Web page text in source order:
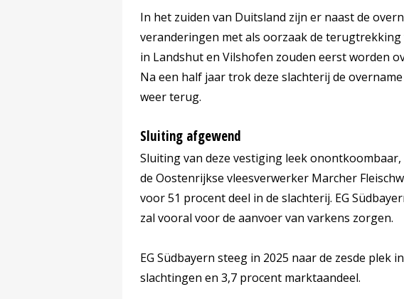
In het zuiden van Duitsland zijn er naast de
veranderingen met als oorzaak de terugtrekking
in Landshut en Vilshofen zouden eerst worden
Na een half jaar trok deze slachterij de
weer terug.
Sluiting afgewend
Sluiting van deze vestiging leek
de Oostenrijkse vleesverwerker Marcher
voor 51 procent deel in de slachterij. EG
zal vooral voor de aanvoer van varkens zorgen.
EG Südbayern steeg in 2025 naar de zesde plek
slachtingen en 3,7 procent marktaandeel.